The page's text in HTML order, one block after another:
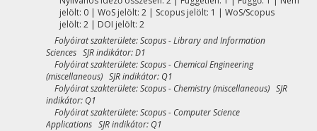
jelölt: 0 | WoS jelölt: 2 | Scopus jelölt: 1 | WoS/Scopus
jelölt: 2 | DOI jelölt: 2
Folyóirat szakterülete: Scopus - Library and Information
Sciences SJR indikátor: D1
Folyóirat szakterülete: Scopus - Chemical Engineering
(miscellaneous) SJR indikátor: Q1
Folyóirat szakterülete: Scopus - Chemistry (miscellaneous) SJR
indikátor: Q1
Folyóirat szakterülete: Scopus - Computer Science
Applications SJR indikátor: Q1